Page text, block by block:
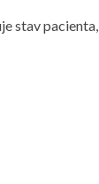
stav pacienta,